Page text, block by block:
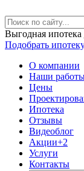
Выгодная ипотека
Подобрать
О компании
Наши
Цены
Ипотека
Отзывы
Видеоблог
Акции+2
Услуги
Контакты